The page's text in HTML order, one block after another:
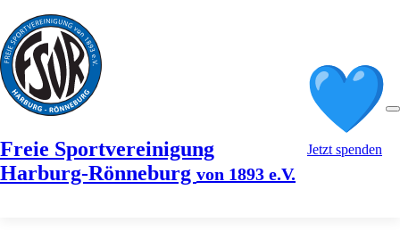
Freie Sportvereinigung
Harburg-Rönneburg von 1893 e.V.
Jetzt spenden